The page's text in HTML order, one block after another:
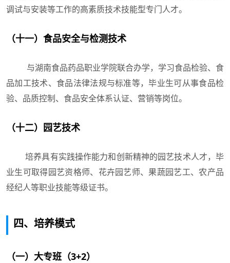
调试与安装等工作的高素质技术技能型专门人才。
（十一）食品安全与检测技术
与湖南食品药品职业学院联合办学，学习食品检验、食
品加工技术、食品法律法规与标准等，毕业生可从事食品检
验、品质控制、食品安全体系认证、营销等岗位。
（十二）园艺技术
培养具有实践操作能力和创新精神的园艺技术人才，毕
业生可取得园艺资格师、花卉园艺师、果蔬园艺工、农产品
经纪人等职业技能等级证书。
四、培养模式
（一）大专班（3+2）